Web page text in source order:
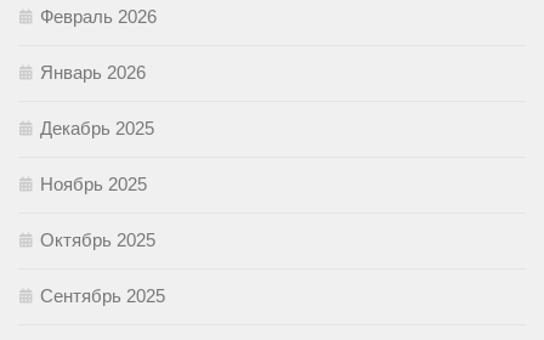
Февраль 2026
Январь 2026
Декабрь 2025
Ноябрь 2025
Октябрь 2025
Сентябрь 2025